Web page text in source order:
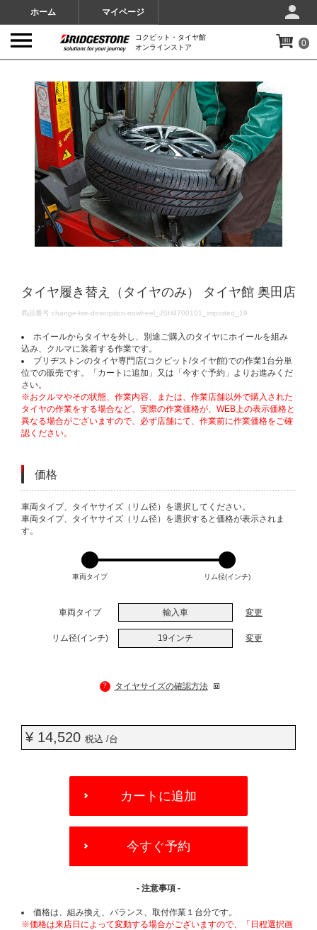
ホーム マイページ
コクピット・タイヤ館
オンラインストア
0
タイヤ履き替え（タイヤのみ） タイヤ館 奥田店
DETAILS
商品番号 change-tire-desorption-nowheel_JSH4700101_imported_19
ホイールからタイヤを外し、別途ご購入のタイヤにホイールを組み
込み、クルマに装着する作業です。
ブリヂストンのタイヤ専門店(コクピット/タイヤ館)での作業1台分単
位での販売です。「カートに追加」又は「今すぐ予約」よりお進みくだ
さい。
※おクルマやその状態、作業内容、または、作業店舗以外で購入された
タイヤの作業をする場合など、実際の作業価格が、WEB上の表示価格と
異なる場合がございますので、必ず店舗にて、作業前に作業価格をご確
認ください。
価格
VARIATIONS
車両タイプ、タイヤサイズ（リム径）を選択してください。
車両タイプ、タイヤサイズ（リム径）を選択すると価格が表示されま
す。
車両タイプ リム径(インチ)
車両タイプ 輸入車 変更
リム径(インチ) 19インチ 変更
? タイヤサイズの確認方法
¥ 14,520 税込 /台
OPTIONS
カートに追加
今すぐ予約
- 注意事項 -
価格は、組み換え、バランス、取付作業１台分です。
※価格は来店日によって変動する場合がございますので、「日程選択画